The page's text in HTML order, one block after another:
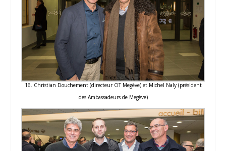
16. Christian Douchement (directeur OT Megève) et Michel Naly (président
des Ambassadeurs de Megève)